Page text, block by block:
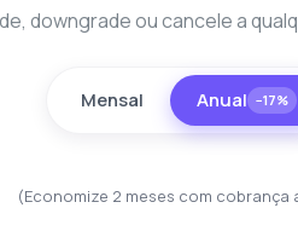
downgrade ou cancele a
Mensal Anual −17%
(Economize 2 meses com cobrança
integração, o que precisar.
preciso para busca próxima?
fotos de um lugar específico?